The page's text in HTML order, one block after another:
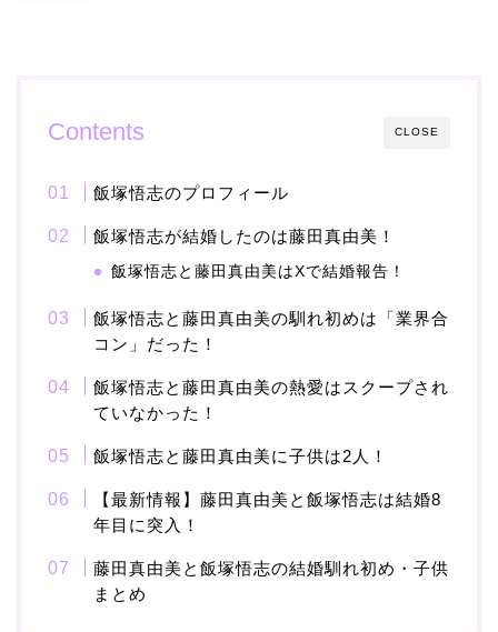
すぎる歴代彼氏４人と
二宮和也と嫁・伊藤綾子
の結婚馴れ初めはバラエ
ティ番組！共演を重ねて
と離婚したのはいつ？顔
画像や離婚理由は？
CLOSE
Contents
飯塚悟志のプロフィール
飯塚悟志が結婚したのは藤田真由美！
飯塚悟志と藤田真由美はXで結婚報告！
飯塚悟志と藤田真由美の馴れ初めは「業界合
コン」だった！
飯塚悟志と藤田真由美の熱愛はスクープされ
ていなかった！
飯塚悟志と藤田真由美に子供は2人！
【最新情報】藤田真由美と飯塚悟志は結婚8
年目に突入！
藤田真由美と飯塚悟志の結婚馴れ初め・子供
まとめ